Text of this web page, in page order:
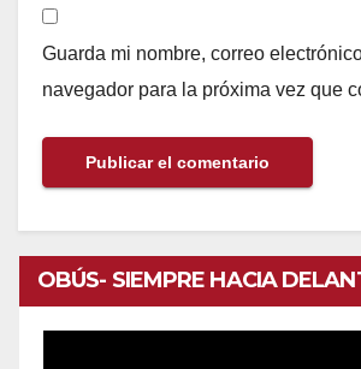
Guarda mi nombre, correo
navegador para la próxima vez que
OBÚS- SIEMPRE HACIA